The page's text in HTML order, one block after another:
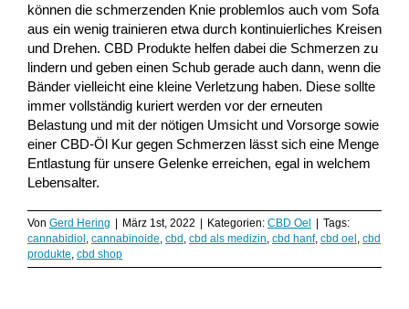
können die schmerzenden Knie problemlos auch vom Sofa
aus ein wenig trainieren etwa durch kontinuierliches Kreisen
und Drehen. CBD Produkte helfen dabei die Schmerzen zu
lindern und geben einen Schub gerade auch dann, wenn die
Bänder vielleicht eine kleine Verletzung haben. Diese sollte
immer vollständig kuriert werden vor der erneuten
Belastung und mit der nötigen Umsicht und Vorsorge sowie
einer CBD-Öl Kur gegen Schmerzen lässt sich eine Menge
Entlastung für unsere Gelenke erreichen, egal in welchem
Lebensalter.
Von Gerd Hering März 1st, 2022 Kategorien: CBD Oel
Tags:
cannabidiol , cannabinoide, cbd , cbd als medizin, cbd hanf, cbd oel , cbd
produkte, cbd shop